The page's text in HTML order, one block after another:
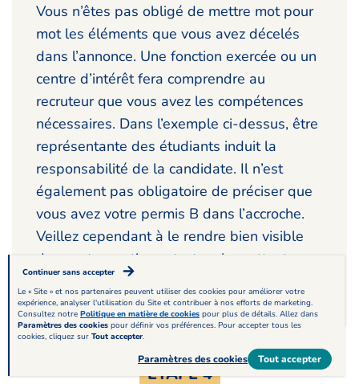
Vous n’êtes pas obligé de mettre mot pour
mot les éléments que vous avez décelés
dans l’annonce. Une fonction exercée ou un
centre d’intérêt fera comprendre au
recruteur que vous avez les compétences
nécessaires. Dans l’exemple ci-dessus, être
représentante des étudiants induit la
responsabilité de la candidate. Il n’est
également pas obligatoire de préciser que
vous avez votre permis B dans l’accroche.
Veillez cependant à le rendre bien visible
dans votre partie contact en le mettant en
gras sachant qu’il est un élément important
dans votre candidature.
ÉTAPE 4
Continuer sans accepter
Le « Site » et nos partenaires peuvent utiliser des cookies pour améliorer votre
expérience, analyser l'utilisation du Site et contribuer à nos efforts de marketing.
Consultez notre Politique en matière de cookies pour plus de détails. Allez dans
Paramètres des cookies pour définir vos préférences. Pour accepter tous les
cookies, cliquez sur Tout accepter.
Tout accepter
Paramètres des cookies